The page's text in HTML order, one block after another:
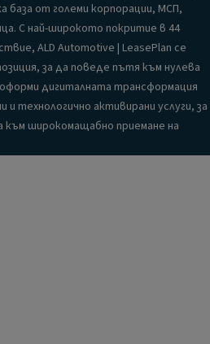
база от големи корпорации, МСП,
С най-широкото покритие в 44
ALD Automotive | LeasePlan се
за да поведе пътя към нулева
дигиталната трансформация
и технологично активирани услуги, за
широкомащабно приемане на